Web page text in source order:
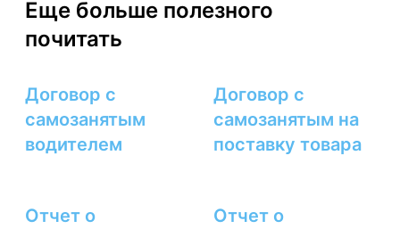
Еще больше полезного
почитать
Договор с
самозанятым
водителем
Договор с
самозанятым на
поставку товара
Отчет о
Отчет о